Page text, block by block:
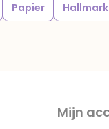
Papier Hallmark
Mijn